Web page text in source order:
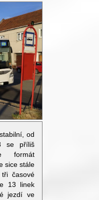
od
se příliš
formát
sice stále
časové
13 linek
jezdí ve